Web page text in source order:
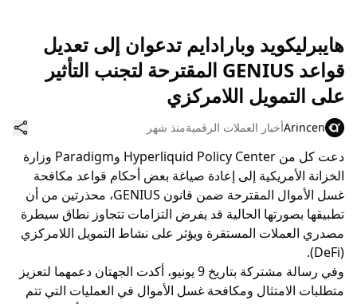
هايبرليكويد وبارادايم تدعوان إلى تعديل
قواعد GENIUS المقترحة لتجنب التأثير
على التمويل اللامركزي
Arincenأخبار العملات الرقميةمنذ شهر
دعت كل من Hyperliquid Policy Center وParadigm وزارة
الخزانة الأمريكية إلى إعادة صياغة بعض أحكام قواعد مكافحة
غسل الأموال المقترحة ضمن قانون GENIUS، محذرتين من أن
تطبيقها بصورتها الحالية قد يفرض التزامات تتجاوز نطاق سيطرة
مصدري العملات المستقرة ويؤثر على نشاط التمويل اللامركزي
(DeFi).
وفي رسالة مشتركة بتاريخ 9 يونيو، أكدت الجهتان دعمهما لتعزيز
متطلبات الامتثال ومكافحة غسل الأموال في العمليات التي تتم